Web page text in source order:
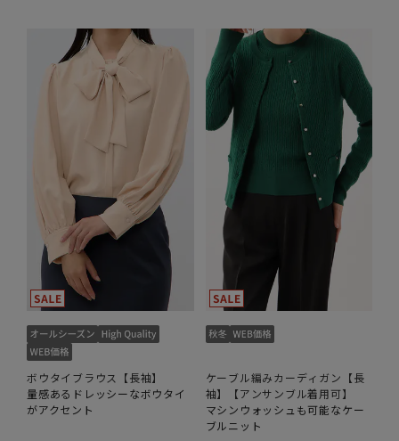
ボウタイブラウス【長袖】
量感あるドレッシーなボウタイ
がアクセント
ケーブル編みカーディガン【長
袖】【アンサンブル着用可】
マシンウォッシュも可能なケー
ブルニット